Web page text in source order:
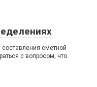
сметной
с вопросом, что